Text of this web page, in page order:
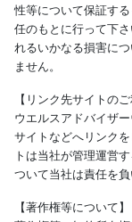
性等について保証す
任のもとに行って下
れるいかなる損害に
ません。
【リンク先サイトの
ウエルスアドバイザ
サイトなどへリンク
トは当社が管理運営
ついて当社は責任を負
【著作権等について】